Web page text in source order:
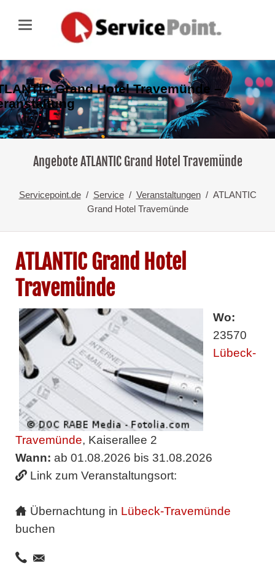
Grand Hotel Travemünde –
Angebote ATLANTIC Grand Hotel Travemünde
Servicepoint.de Service Veranstaltungen
ATLANTIC
Grand Hotel Travemünde
ATLANTIC Grand Hotel
Travemünde
Wo:
23570
Lübeck-
Travemünde, Kaiserallee 2
Wann: ab 01.08.2026 bis 31.08.2026
Link zum Veranstaltungsort:
Übernachtung in Lübeck-Travemünde
buchen